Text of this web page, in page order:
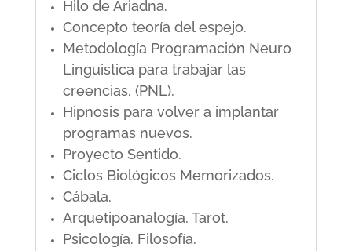
Hilo de Ariadna.
Concepto teoría del espejo.
Metodología Programación Neuro
Linguistica para trabajar las
creencias. (PNL).
Hipnosis para volver a implantar
programas nuevos.
Proyecto Sentido.
Ciclos Biológicos Memorizados.
Cábala.
Arquetipoanalogía. Tarot.
Psicología. Filosofía.